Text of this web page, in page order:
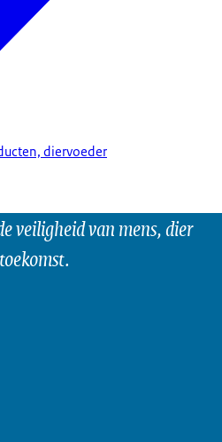
diervoeder
veiligheid van mens, dier